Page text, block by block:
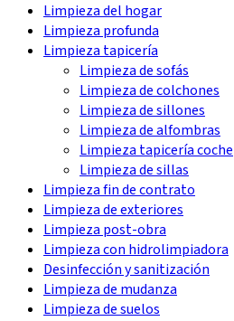
Limpieza del hogar
Limpieza profunda
Limpieza tapicería
Limpieza de sofás
Limpieza de colchones
Limpieza de sillones
Limpieza de alfombras
Limpieza tapicería coche
Limpieza de sillas
Limpieza fin de contrato
Limpieza de exteriores
Limpieza post-obra
Limpieza con hidrolimpiadora
Desinfección y sanitización
Limpieza de mudanza
Limpieza de suelos